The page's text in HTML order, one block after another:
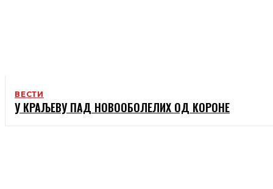
ВЕСТИ
У КРАЉЕВУ ПАД НОВООБОЛЕЛИХ ОД КОРОНЕ